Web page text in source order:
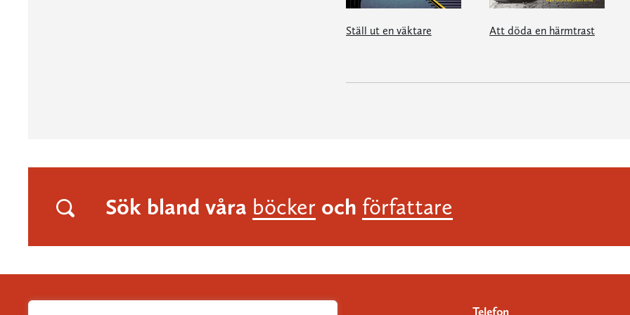
Ställ ut en väktare Att döda en härmtrast
Sök bland våra böcker och författare
Telefon